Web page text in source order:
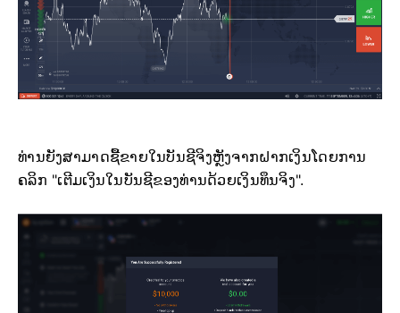
ທ່ານຍັງສາມາດຊື້ຂາຍໃນບັນຊີຈິງຫຼັງຈາກຝາກເງິນໂດຍການ
ຄລິກ "ເຕີມເງິນໃນບັນຊີຂອງທ່ານດ້ວຍເງິນທຶນຈິງ".